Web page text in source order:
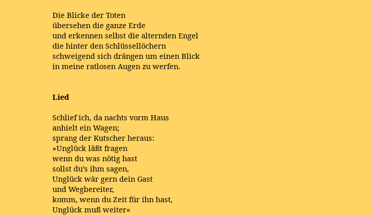
Die Blicke der Toten
übersehen die ganze Erde
und erkennen selbst die alternden Engel
die hinter den Schlüssellöchern
schweigend sich drängen um einen Blick
in meine ratlosen Augen zu werfen.
Lied
Schlief ich, da nachts vorm Haus
anhielt ein Wagen;
sprang der Kutscher heraus:
»Unglück läßt fragen
wenn du was nötig hast
sollst du’s ihm sagen,
Unglück wär gern dein Gast
und Wegbereiter,
komm, wenn du Zeit für ihn hast,
Unglück muß weiter«